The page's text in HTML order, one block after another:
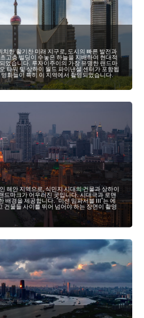
한 활기찬 미래 지구로, 도시의 빠른 발전과
고층 빌딩이 수놓은 하늘을 지배하여 현대적
었습니다. 루자이주이의 가장 유명한 랜드마
타워 및 상하이 월드 파이낸셜 센터가 포함됩
화들이 특히 이 지역에서 촬영되었습니다.
해안 지역으로, 식민지 시대의 건물과 상하이
드마크가 어우러진 곳입니다. 시대극과 로맨
배경을 제공합니다. "미션 임파서블 III"는 에
건물들 사이를 뛰어 넘어야 하는 장면이 촬영